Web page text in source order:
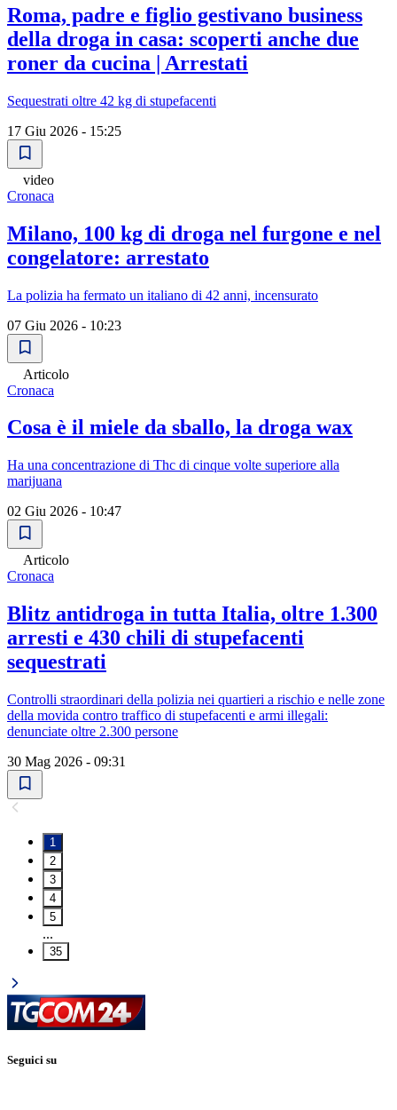
Roma, padre e figlio gestivano business
della droga in casa: scoperti anche due
roner da cucina | Arrestati
Sequestrati oltre 42 kg di stupefacenti
17 Giu 2026 - 15:25
video
Cronaca
Milano, 100 kg di droga nel furgone e nel
congelatore: arrestato
La polizia ha fermato un italiano di 42 anni, incensurato
07 Giu 2026 - 10:23
Articolo
Cronaca
Cosa è il miele da sballo, la droga wax
Ha una concentrazione di Thc di cinque volte superiore alla
marijuana
02 Giu 2026 - 10:47
Articolo
Cronaca
Blitz antidroga in tutta Italia, oltre 1.300
arresti e 430 chili di stupefacenti
sequestrati
Controlli straordinari della polizia nei quartieri a rischio e nelle zone
della movida contro traffico di stupefacenti e armi illegali:
denunciate oltre 2.300 persone
30 Mag 2026 - 09:31
1
2
3
4
5
...
35
Seguici su